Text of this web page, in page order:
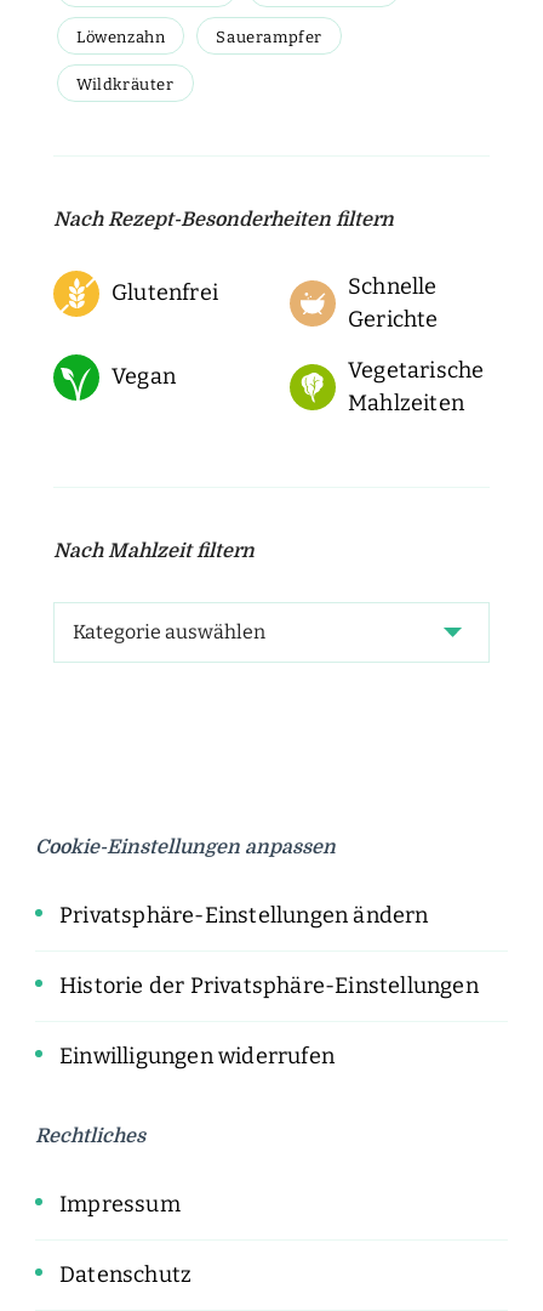
Löwenzahn Sauerampfer
Wildkräuter
Nach Rezept-Besonderheiten filtern
Glutenfrei
Schnelle
Gerichte
Vegan
Vegetarische
Mahlzeiten
Nach Mahlzeit filtern
Cookie-Einstellungen anpassen
Privatsphäre-Einstellungen ändern
Historie der Privatsphäre-Einstellungen
Einwilligungen widerrufen
Rechtliches
Impressum
Datenschutz